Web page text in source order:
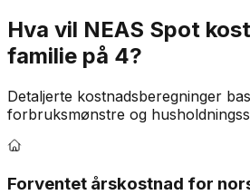
Hva vil NEAS Spot
familie på 4?
Detaljerte kostnadsberegninger
forbruksmønstre og
Forventet årskostnad for